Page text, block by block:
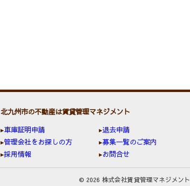
北九州市の不動産は賃貸管理マネジメント
車庫証明申請
退去申請
管理会社をお探しの方
募集一覧のご案内
採用情報
お問合せ
© 2026 株式会社賃貸管理マネジメント